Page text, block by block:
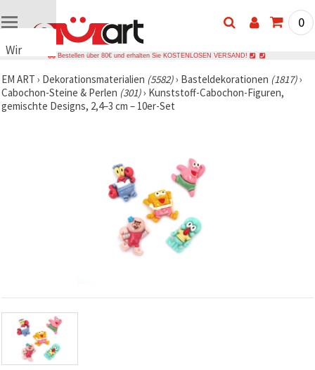
Wir
Cookies
🍪 Wir
verwenden
Datenverkehr
analysieren
sowie
relevantere
0
Bestellen über 80€ und erhalten Sie KOSTENLOSEN VERSAND!
EM ART › Dekorationsmaterialien (5582)› Basteldekorationen (1817)›
Cabochon-Steine & Perlen (301)› Kunststoff-Cabochon-Figuren,
gemischte Designs, 2,4–3 cm – 10er-Set